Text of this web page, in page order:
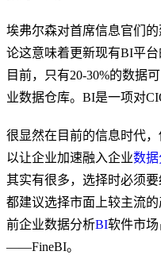
埃弗尔森对首席信息官们
论这意味着更新现有BI平台
目前，只有20-30%的数据
业数据仓库。BI是一项对
很显然在目前的信息时代
以让企业加速融入企业数
其实有很多，选择时必须
都建议选择市面上较主流
前企业数据分析BI软件市
——FineBI。